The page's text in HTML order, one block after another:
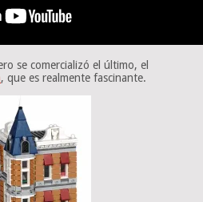
se comercializó el último, el
, que es realmente fascinante.